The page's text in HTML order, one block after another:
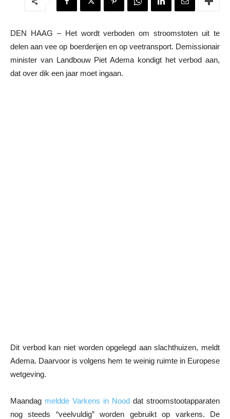
DEN HAAG – Het wordt verboden om stroomstoten uit te
delen aan vee op boerderijen en op veetransport. Demissionair
minister van Landbouw Piet Adema kondigt het verbod aan,
dat over dik een jaar moet ingaan.
Dit verbod kan niet worden opgelegd aan slachthuizen, meldt
Adema. Daarvoor is volgens hem te weinig ruimte in Europese
wetgeving.
Maandag meldde Varkens in Nood dat stroomstootapparaten
nog steeds “veelvuldig” worden gebruikt op varkens. De